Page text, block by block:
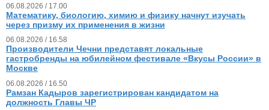
06.08.2026 / 17.00
Математику, биологию, химию и физику начнут изучать
через призму их применения в жизни
06.08.2026 / 16.58
Производители Чечни представят локальные
гастробренды на юбилейном фестивале «Вкусы России» в
Москве
06.08.2026 / 16.50
Рамзан Кадыров зарегистрирован кандидатом на
должность Главы ЧР